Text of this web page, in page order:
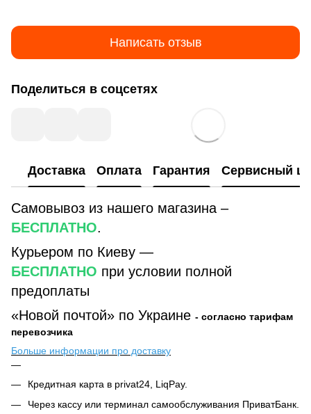
Написать отзыв
Поделиться в соцсетях
Доставка Оплата Гарантия Сервисный
Самовывоз из нашего магазина –
БЕСПЛАТНО.
Курьером по Киеву —
БЕСПЛАТНО при условии полной
предоплаты
«Новой почтой» по Украине - согласно тарифам
перевозчика
Больше информации про доставку
Кредитная карта в privat24, LiqPay.
Через кассу или терминал самообслуживания ПриватБанк.